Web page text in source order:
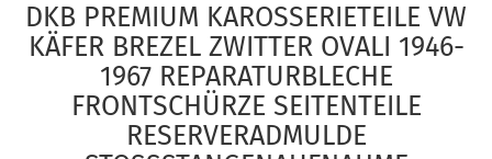
DKB PREMIUM KAROSSERIETEILE VW
KÄFER BREZEL ZWITTER OVALI 1946-
1967 REPARATURBLECHE
FRONTSCHÜRZE SEITENTEILE
RESERVERADMULDE